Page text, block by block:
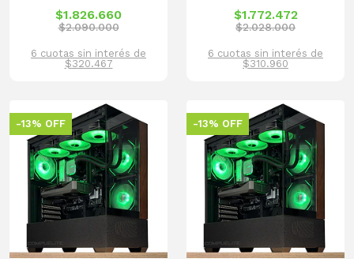
$1.826.660
$2.090.000
6 cuotas sin interés de
$320.467
$1.772.472
$2.028.000
6 cuotas sin interés de
$310.960
-13% OFF -13% OFF